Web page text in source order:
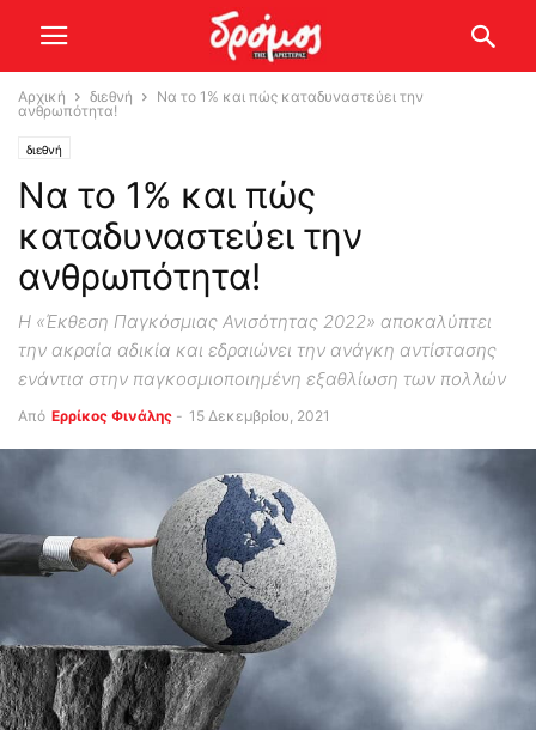
Αρχική διεθνή
Να το 1% και πώς καταδυναστεύει την
ανθρωπότητα!
διεθνή
Να το 1% και πώς
καταδυναστεύει την
ανθρωπότητα!
Η «Έκθεση Παγκόσμιας Ανισότητας 2022» αποκαλύπτει
την ακραία αδικία και εδραιώνει την ανάγκη αντίστασης
ενάντια στην παγκοσμιοποιημένη εξαθλίωση των πολλών
Από Ερρίκος Φινάλης - 15 Δεκεμβρίου, 2021